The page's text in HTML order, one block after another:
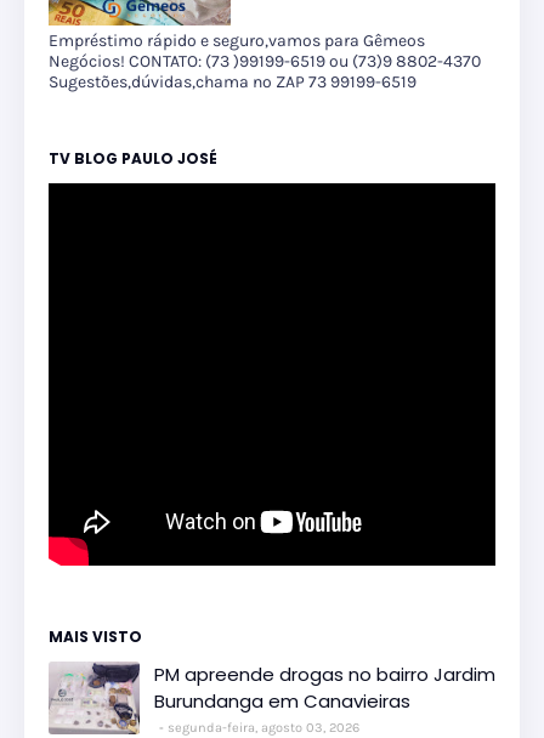
Empréstimo rápido e seguro,vamos para Gêmeos
Negócios! CONTATO: (73 )99199-6519 ou (73)9 8802-4370
Sugestões,dúvidas,chama no ZAP 73 99199-6519
TV BLOG PAULO JOSÉ
MAIS VISTO
PM apreende drogas no bairro Jardim
Burundanga em Canavieiras
segunda-feira, agosto 03, 2026